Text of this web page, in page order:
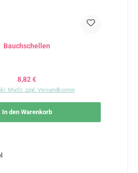
Bauchschellen
Regulärer Preis:
8,82 €
MwSt. zzgl. Versandkosten
In den Warenkorb